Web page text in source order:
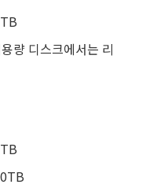
량 디스크에서는 리